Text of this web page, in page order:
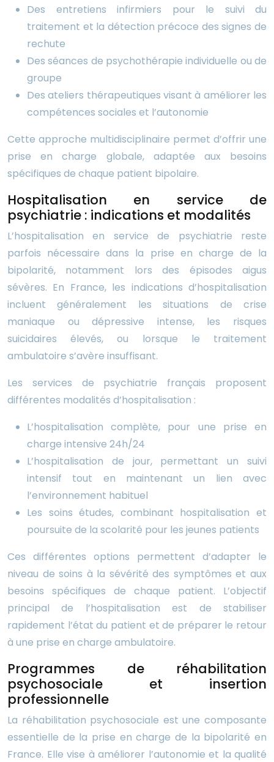
Des entretiens infirmiers pour le suivi du
traitement et la détection précoce des signes de
rechute
Des séances de psychothérapie individuelle ou de
groupe
Des ateliers thérapeutiques visant à améliorer les
compétences sociales et l’autonomie
Cette approche multidisciplinaire permet d’offrir une
prise en charge globale, adaptée aux besoins
spécifiques de chaque patient bipolaire.
Hospitalisation en service de
psychiatrie : indications et modalités
L’hospitalisation en service de psychiatrie reste
parfois nécessaire dans la prise en charge de la
bipolarité, notamment lors des épisodes aigus
sévères. En France, les indications d’hospitalisation
incluent généralement les situations de crise
maniaque ou dépressive intense, les risques
suicidaires élevés, ou lorsque le traitement
ambulatoire s’avère insuffisant.
Les services de psychiatrie français proposent
différentes modalités d’hospitalisation :
L’hospitalisation complète, pour une prise en
charge intensive 24h/24
L’hospitalisation de jour, permettant un suivi
intensif tout en maintenant un lien avec
l’environnement habituel
Les soins études, combinant hospitalisation et
poursuite de la scolarité pour les jeunes patients
Ces différentes options permettent d’adapter le
niveau de soins à la sévérité des symptômes et aux
besoins spécifiques de chaque patient. L’objectif
principal de l’hospitalisation est de stabiliser
rapidement l’état du patient et de préparer le retour
à une prise en charge ambulatoire.
Programmes de réhabilitation
psychosociale et insertion
professionnelle
La réhabilitation psychosociale est une composante
essentielle de la prise en charge de la bipolarité en
France. Elle vise à améliorer l’autonomie et la qualité